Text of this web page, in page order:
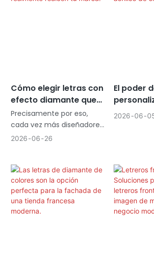
Cómo elegir letras con
efecto diamante que
realmente realcen tu
marca.
Precisamente por eso,
cada vez más diseñadores
optan por las letras con
convencionales.
2026 06 26
El poder
letras de
2026 06